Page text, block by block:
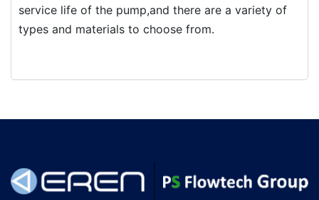
service life of the pump,and there are a variety of
types and materials to choose from.